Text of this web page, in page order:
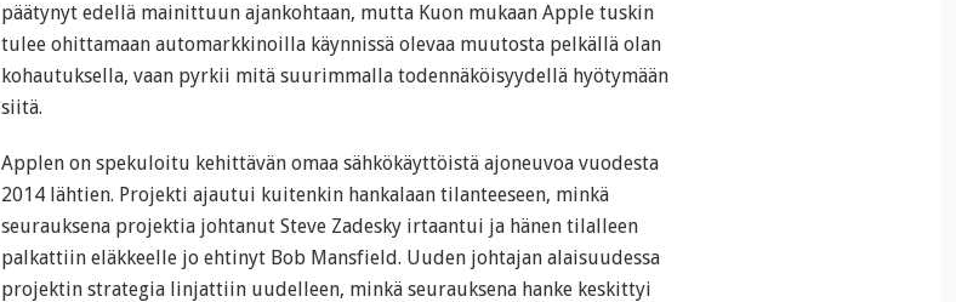
päätynyt edellä mainittuun ajankohtaan, mutta Kuon mukaan Apple tuskin
tulee ohittamaan automarkkinoilla käynnissä olevaa muutosta pelkällä olan
kohautuksella, vaan pyrkii mitä suurimmalla todennäköisyydellä hyötymään
siitä.
Applen on spekuloitu kehittävän omaa sähkökäyttöistä ajoneuvoa vuodesta
2014 lähtien. Projekti ajautui kuitenkin hankalaan tilanteeseen, minkä
seurauksena projektia johtanut Steve Zadesky irtaantui ja hänen tilalleen
palkattiin eläkkeelle jo ehtinyt Bob Mansfield. Uuden johtajan alaisuudessa
projektin strategia linjattiin uudelleen, minkä seurauksena hanke keskittyi